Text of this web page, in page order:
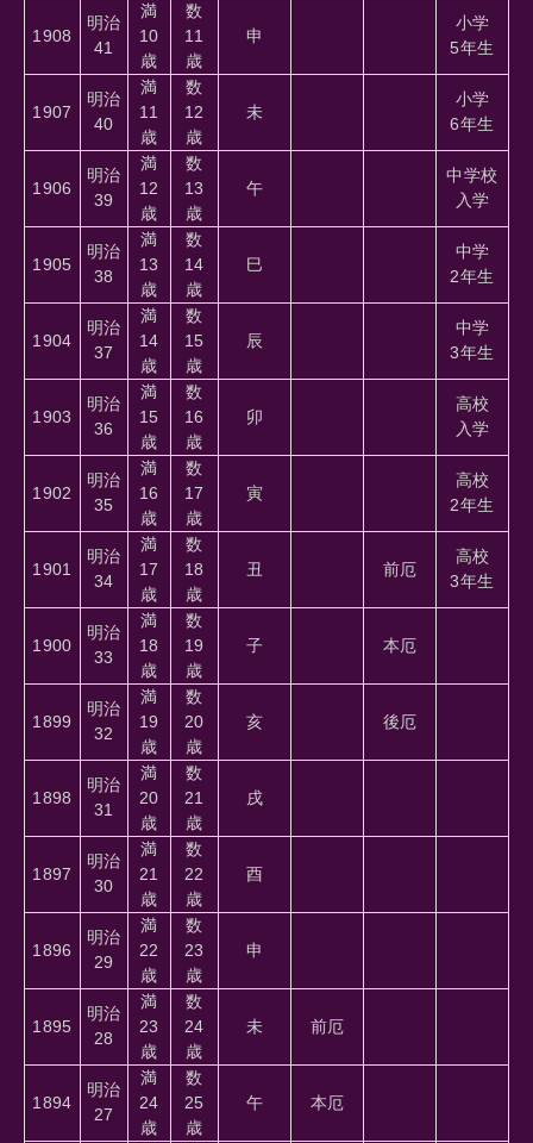
1908
明治
41
満
10
歳
数
11
歳
申
小学
5年生
1907
明治
40
満
11
歳
数
12
歳
未
小学
6年生
1906
明治
39
満
12
歳
数
13
歳
午
中学校
入学
1905
明治
38
満
13
歳
数
14
歳
巳
中学
2年生
1904
明治
37
満
14
歳
数
15
歳
辰
中学
3年生
1903
明治
36
満
15
歳
数
16
歳
卯
高校
入学
1902
明治
35
満
16
歳
数
17
歳
寅
高校
2年生
1901
明治
34
満
17
歳
数
18
歳
丑 前厄
高校
3年生
1900
明治
33
満
18
歳
数
19
歳
子 本厄
1899
明治
32
満
19
歳
数
20
歳
亥 後厄
1898
明治
31
満
20
歳
数
21
歳
戌
1897
明治
30
満
21
歳
数
22
歳
酉
1896
明治
29
満
22
歳
数
23
歳
申
1895
明治
28
満
23
歳
数
24
歳
未 前厄
1894
明治
27
満
24
歳
数
25
歳
午 本厄